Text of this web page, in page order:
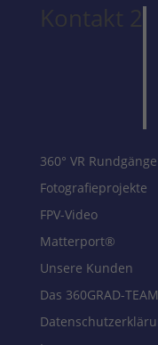
Kontakt 2
360° VR Rundgänge
Fotografieprojekte
FPV-Video
Matterport®
Unsere Kunden
Das 360GRAD-TEAM